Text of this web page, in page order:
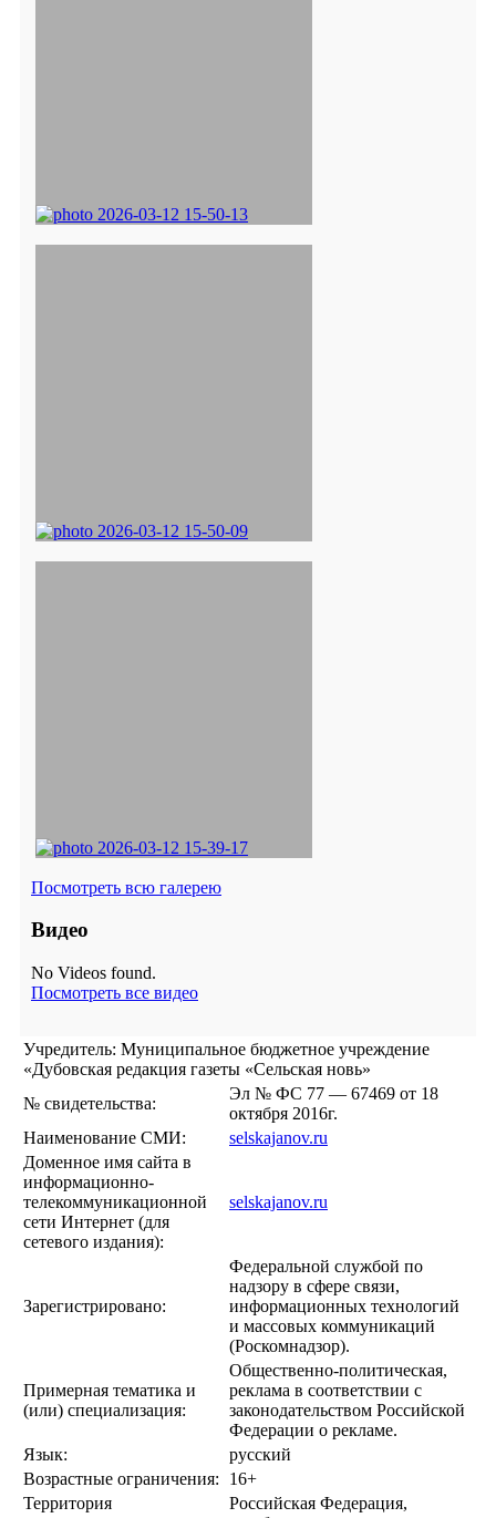
Посмотреть всю галерею
Видео
No Videos found.
Посмотреть все видео
Учредитель: Муниципальное бюджетное учреждение
«Дубовская редакция газеты «Сельская новь»
№ свидетельства:
Эл № ФС 77 — 67469 от 18
октября 2016г.
Наименование СМИ:
selskajanov.ru
Доменное имя сайта в
информационно-
телекоммуникационной
сети Интернет (для
сетевого издания):
selskajanov.ru
Зарегистрировано:
Федеральной службой по
надзору в сфере связи,
информационных технологий
и массовых коммуникаций
(Роскомнадзор).
Примерная тематика и
(или) специализация:
Общественно-политическая,
реклама в соответствии с
законодательством Российской
Федерации о рекламе.
Язык:
русский
Возрастные ограничения:
16+
Территория
Российская Федерация,